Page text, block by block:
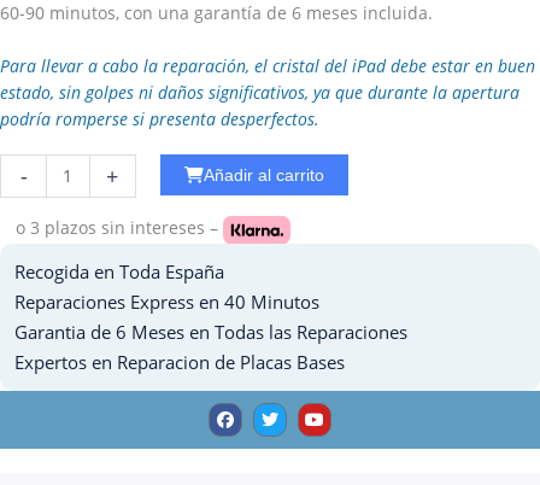
60-90 minutos, con una garantía de 6 meses incluida.
Para llevar a cabo la reparación, el cristal del iPad debe estar en buen
estado, sin golpes ni daños significativos, ya que durante la apertura
podría romperse si presenta desperfectos.
-
Camara
Trasera
AIR
cantidad
+ Añadir al carrito
o 3 plazos sin intereses –
Recogida en Toda España
Reparaciones Express en 40 Minutos
Garantia de 6 Meses en Todas las Reparaciones
Expertos en Reparacion de Placas Bases
F
a
c
e
T
w
i
t
Y
o
u
t